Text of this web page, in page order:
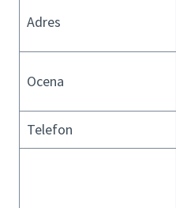
Adres
Ocena
Telefon